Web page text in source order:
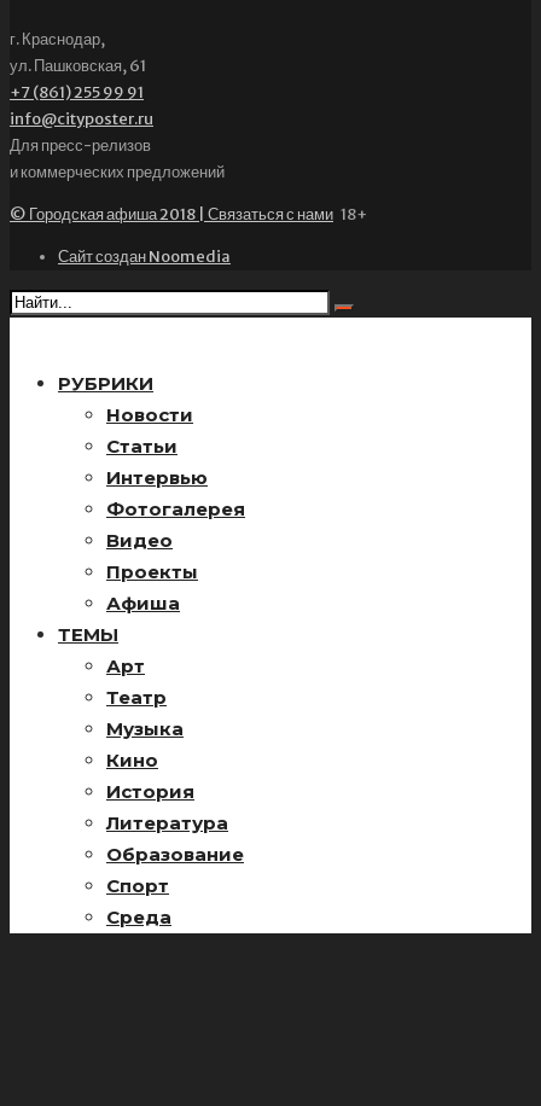
г. Краснодар,
ул. Пашковская, 61
+7 (861) 255 99 91
info@cityposter.ru
Для пресс-релизов
и коммерческих предложений
© Городская афиша 2018 | Связаться с нами 18+
Сайт создан Noomedia
РУБРИКИ
Новости
Статьи
Интервью
Фотогалерея
Видео
Проекты
Афиша
ТЕМЫ
Арт
Театр
Музыка
Кино
История
Литература
Образование
Спорт
Среда